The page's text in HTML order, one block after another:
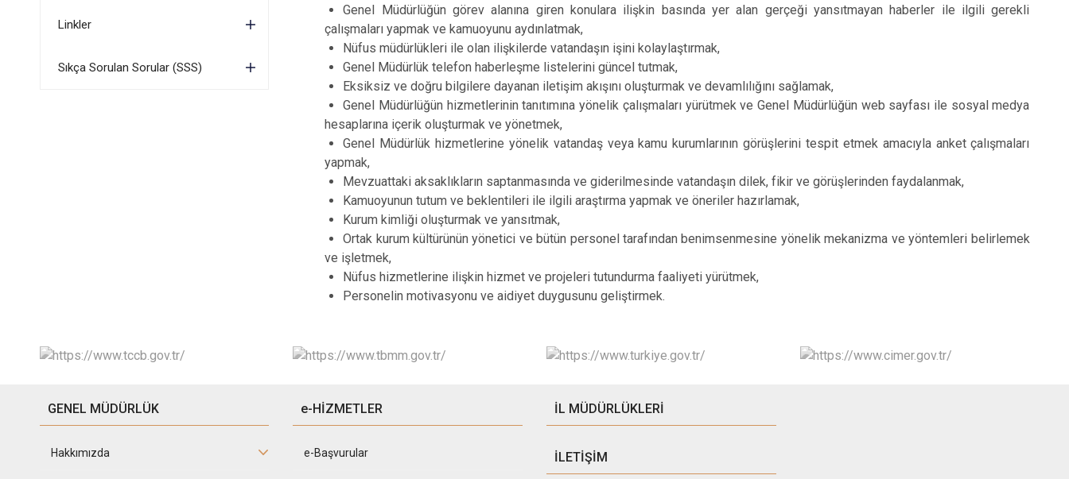
Linkler
Sıkça Sorulan Sorular (SSS)
Genel Müdürlüğün görev alanına giren konulara ilişkin basında yer alan gerçeği yansıtmayan haberler ile ilgili gerekli
çalışmaları yapmak ve kamuoyunu aydınlatmak,
Nüfus müdürlükleri ile olan ilişkilerde vatandaşın işini kolaylaştırmak,
Genel Müdürlük telefon haberleşme listelerini güncel tutmak,
Eksiksiz ve doğru bilgilere dayanan iletişim akışını oluşturmak ve devamlılığını sağlamak,
Genel Müdürlüğün hizmetlerinin tanıtımına yönelik çalışmaları yürütmek ve Genel Müdürlüğün web sayfası ile sosyal medya
hesaplarına içerik oluşturmak ve yönetmek,
Genel Müdürlük hizmetlerine yönelik vatandaş veya kamu kurumlarının görüşlerini tespit etmek amacıyla anket çalışmaları
yapmak,
Mevzuattaki aksaklıkların saptanmasında ve giderilmesinde vatandaşın dilek, fikir ve görüşlerinden faydalanmak,
Kamuoyunun tutum ve beklentileri ile ilgili araştırma yapmak ve öneriler hazırlamak,
Kurum kimliği oluşturmak ve yansıtmak,
Ortak kurum kültürünün yönetici ve bütün personel tarafından benimsenmesine yönelik mekanizma ve yöntemleri belirlemek
ve işletmek,
Nüfus hizmetlerine ilişkin hizmet ve projeleri tutundurma faaliyeti yürütmek,
Personelin motivasyonu ve aidiyet duygusunu geliştirmek.
GENEL MÜDÜRLÜK
Hakkımızda
e-HİZMETLER
e-Başvurular
İL MÜDÜRLÜKLERİ
İLETİŞİM